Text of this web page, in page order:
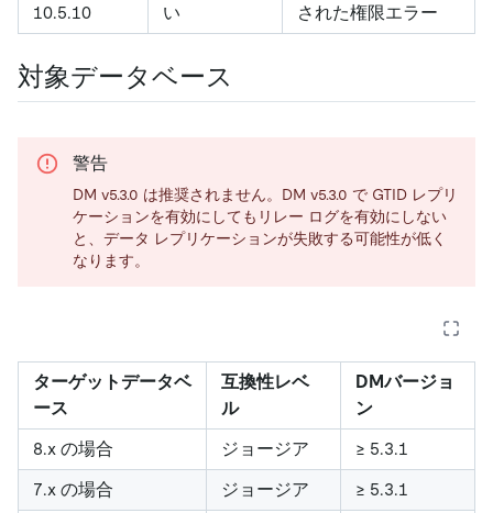
10.5.10
い
された権限エラー
対象データベース
警告
DM v5.3.0 は推奨されません。DM v5.3.0 で GTID レプリ
ケーションを有効にしてもリレー ログを有効にしない
と、データ レプリケーションが失敗する可能性が低く
なります。
ターゲットデータベ
ース
互換性レベ
ル
DMバージョ
ン
8.x の場合
ジョージア
≥ 5.3.1
7.x の場合
ジョージア
≥ 5.3.1